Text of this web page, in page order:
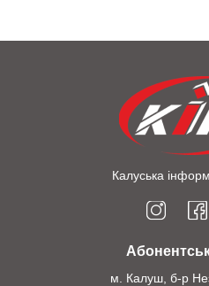
Калуська
м. Калуш, б-р